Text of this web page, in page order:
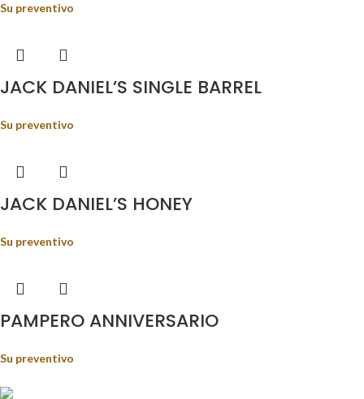
Su preventivo
JACK DANIEL’S SINGLE BARREL
Su preventivo
JACK DANIEL’S HONEY
Su preventivo
PAMPERO ANNIVERSARIO
Su preventivo